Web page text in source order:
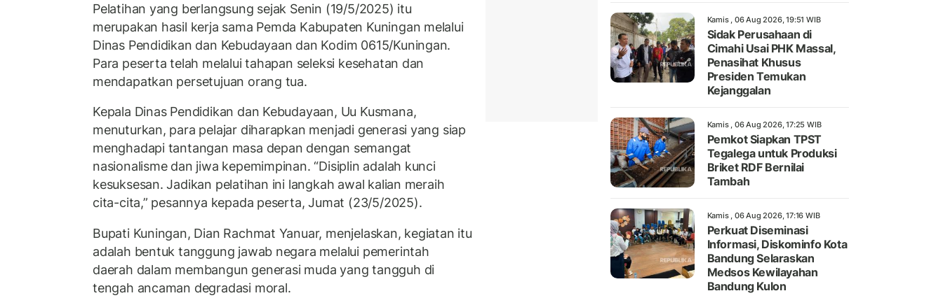
Pelatihan yang berlangsung sejak Senin (19/5/2025) itu
merupakan hasil kerja sama Pemda Kabupaten Kuningan melalui
Dinas Pendidikan dan Kebudayaan dan Kodim 0615/Kuningan.
Para peserta telah melalui tahapan seleksi kesehatan dan
mendapatkan persetujuan orang tua.
Kepala Dinas Pendidikan dan Kebudayaan, Uu Kusmana,
menuturkan, para pelajar diharapkan menjadi generasi yang siap
menghadapi tantangan masa depan dengan semangat
nasionalisme dan jiwa kepemimpinan. “Disiplin adalah kunci
kesuksesan. Jadikan pelatihan ini langkah awal kalian meraih
cita-cita,” pesannya kepada peserta, Jumat (23/5/2025).
Bupati Kuningan, Dian Rachmat Yanuar, menjelaskan, kegiatan itu
adalah bentuk tanggung jawab negara melalui pemerintah
daerah dalam membangun generasi muda yang tangguh di
tengah ancaman degradasi moral.
Kamis , 06 Aug 2026, 19:51 WIB
Sidak Perusahaan di
Cimahi Usai PHK Massal,
Penasihat Khusus
Presiden Temukan
Kejanggalan
Kamis , 06 Aug 2026, 17:25 WIB
Pemkot Siapkan TPST
Tegalega untuk Produksi
Briket RDF Bernilai
Tambah
Kamis , 06 Aug 2026, 17:16 WIB
Perkuat Diseminasi
Informasi, Diskominfo Kota
Bandung Selaraskan
Medsos Kewilayahan
Bandung Kulon